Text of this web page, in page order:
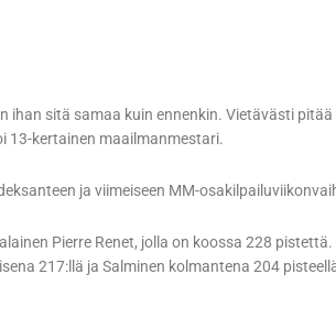
ihan sitä samaa kuin ennenkin. Vietävästi
13-kertainen maailmanmestari.
ja viimeiseen MM-
Pierre Renet, jolla on koossa 228
217:llä ja Salminen kolmantena 204